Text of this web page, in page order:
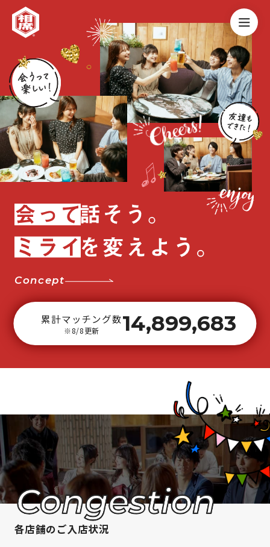
Concept
累計マッチング数
※8/8更新 14,899,683
各店舗のご入店状況